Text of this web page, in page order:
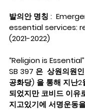
발의안 명칭 :
essential services:
(2021-2022)
“Religion is
SB 397 은  상원의원
공화당) 을 통해 지난2
되었지만 코비드 이유
지고있기에 서명운동